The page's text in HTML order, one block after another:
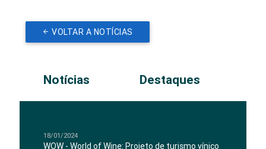
VOLTAR A NOTÍCIAS
Notícias Destaques
18/01/2024
WOW - World of Wine: Projeto de turismo vínico